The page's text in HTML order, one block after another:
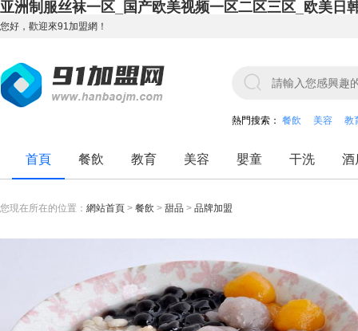
亚洲制服丝袜一区_国产欧美视频一区二区三区_欧美日
您好，歡迎來91加盟網！
熱門搜索： 餐飲 美容 教
首頁 餐飲 教育 美容 嬰童 干洗 酒
您現在所在的位置： 網站首頁 > 餐飲 > 甜品 > 品牌加盟